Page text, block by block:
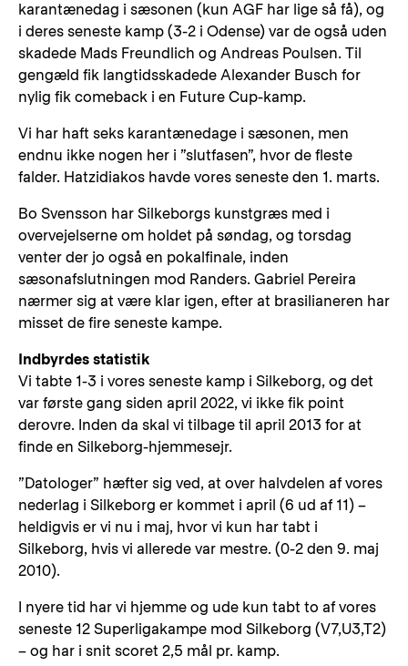
karantænedag i sæsonen (kun AGF har lige så få), og
i deres seneste kamp (3-2 i Odense) var de også uden
skadede Mads Freundlich og Andreas Poulsen. Til
gengæld fik langtidsskadede Alexander Busch for
nylig fik comeback i en Future Cup-kamp.
Vi har haft seks karantænedage i sæsonen, men
endnu ikke nogen her i ”slutfasen”, hvor de fleste
falder. Hatzidiakos havde vores seneste den 1. marts.
Bo Svensson har Silkeborgs kunstgræs med i
overvejelserne om holdet på søndag, og torsdag
venter der jo også en pokalfinale, inden
sæsonafslutningen mod Randers. Gabriel Pereira
nærmer sig at være klar igen, efter at brasilianeren har
misset de fire seneste kampe.
Indbyrdes statistik
Vi tabte 1-3 i vores seneste kamp i Silkeborg, og det
var første gang siden april 2022, vi ikke fik point
derovre. Inden da skal vi tilbage til april 2013 for at
finde en Silkeborg-hjemmesejr.
”Datologer” hæfter sig ved, at over halvdelen af vores
nederlag i Silkeborg er kommet i april (6 ud af 11) –
heldigvis er vi nu i maj, hvor vi kun har tabt i
Silkeborg, hvis vi allerede var mestre. (0-2 den 9. maj
2010).
I nyere tid har vi hjemme og ude kun tabt to af vores
seneste 12 Superligakampe mod Silkeborg (V7,U3,T2)
– og har i snit scoret 2,5 mål pr. kamp.